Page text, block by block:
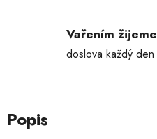
Vařením žijeme
doslova každý den
Popis